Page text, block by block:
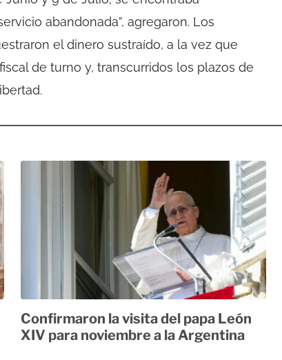
abandonada”, agregaron. Los
el dinero sustraído, a la vez que
de turno y, transcurridos los plazos de
Confirmaron la visita del papa León
XIV para noviembre a la Argentina